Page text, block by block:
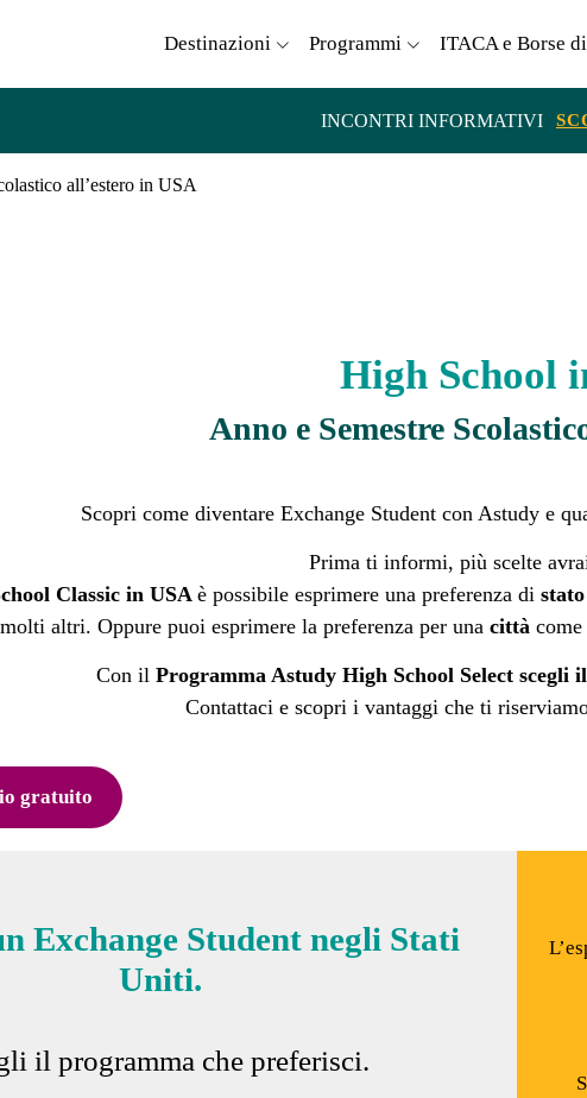
Destinazioni Programmi ITACA e Borse
INCONTRI INFORMATIVI
all’estero in USA
High School
Anno e Semestre
Scopri come diventare Exchange Student con Astudy e
Prima ti informi, più scelte
Classic in USAè possibile esprimere una preferenza di stato
molti altri. Oppure puoi esprimere la preferenza per una città
Con il Programma Astudy High School Select scegli
Contattaci e scopri i vantaggi che ti
gratuito
Exchange Student negli Stati
Uniti.
il programma che preferisci.